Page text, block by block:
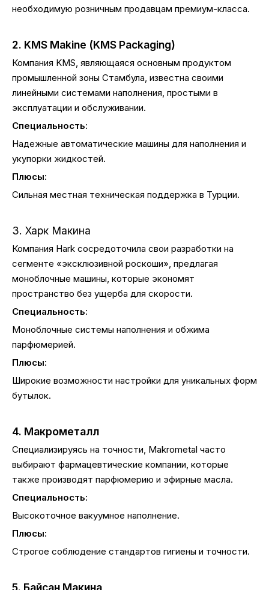
необходимую розничным продавцам премиум-класса.
2. KMS Makine (KMS Packaging)
Компания KMS, являющаяся основным продуктом
промышленной зоны Стамбула, известна своими
линейными системами наполнения, простыми в
эксплуатации и обслуживании.
Специальность:
Надежные автоматические машины для наполнения и
укупорки жидкостей.
Плюсы:
Сильная местная техническая поддержка в Турции.
3. Харк Макина
Компания Hark сосредоточила свои разработки на
сегменте «эксклюзивной роскоши», предлагая
моноблочные машины, которые экономят
пространство без ущерба для скорости.
Специальность:
Моноблочные системы наполнения и обжима
парфюмерией.
Плюсы:
Широкие возможности настройки для уникальных форм
бутылок.
4. Макрометалл
Специализируясь на точности, Makrometal часто
выбирают фармацевтические компании, которые
также производят парфюмерию и эфирные масла.
Специальность:
Высокоточное вакуумное наполнение.
Плюсы:
Строгое соблюдение стандартов гигиены и точности.
5. Байсан Макина